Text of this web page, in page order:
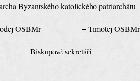
Byzantského katolického patriarchátu
OSBMr + Timotej OSBMr
Biskupové sekretáři